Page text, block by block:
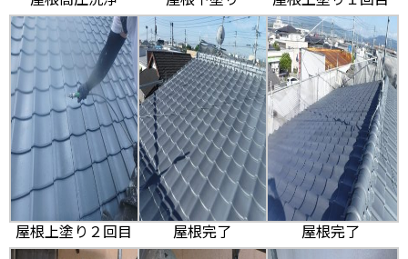
屋根上塗り２回目 屋根完了 屋根完了